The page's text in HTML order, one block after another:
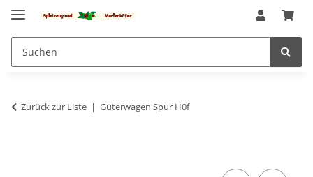
Zurück zur Liste Güterwagen Spur H0f